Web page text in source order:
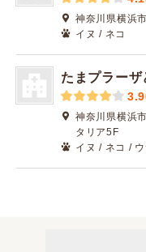
神奈川県横浜
イヌ / ネコ
たまプラーザ
神奈川県横浜
タリア5F
イヌ / ネコ /